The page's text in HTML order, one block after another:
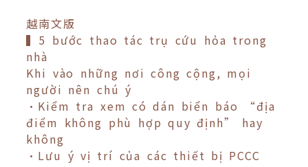
越南文版
▍5 bước thao tác trụ cứu hỏa trong
nhà
Khi vào những nơi công cộng, mọi
người nên chú ý
•Kiểm tra xem có dán biển báo “địa
điểm không phù hợp quy định” hay
không
•Lưu ý vị trí của các thiết bị PCCC